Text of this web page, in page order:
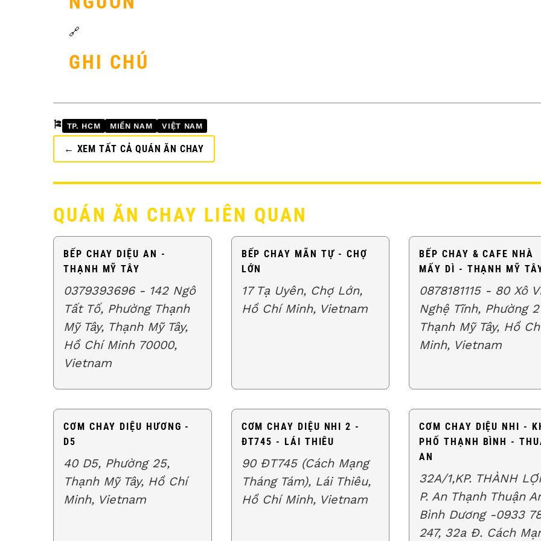
🔗
GHI CHÚ
🎏 TP. HCM MIỀN NAM VIỆT NAM
← XEM TẤT CẢ QUÁN ĂN CHAY
QUÁN ĂN CHAY LIÊN QUAN
BẾP CHAY DIỆU AN -
THẠNH MỸ TÂY
0379393696 - 142 Ngô
Tất Tố, Phường Thạnh
Mỹ Tây, Thạnh Mỹ Tây,
Hồ Chí Minh 70000,
Vietnam
BẾP CHAY MÃN TỰ - CHỢ
LỚN
17 Tạ Uyên, Chợ Lớn,
Hồ Chí Minh, Vietnam
BẾP CHAY & CAFE NHÀ
MẤY DÌ - THẠNH MỸ
0878181115 - 80 Xô
Nghệ Tĩnh, Phường
Thạnh Mỹ Tây, Hồ
Minh, Vietnam
CƠM CHAY DIỆU HƯƠNG -
D5
40 D5, Phường 25,
Thạnh Mỹ Tây, Hồ Chí
Minh, Vietnam
CƠM CHAY DIỆU NHI 2 -
ĐT745 - LÁI THIÊU
90 ĐT745 (Cách Mạng
Tháng Tám), Lái Thiêu,
Hồ Chí Minh, Vietnam
CƠM CHAY DIỆU NHI -
PHỐ THẠNH BÌNH -
AN
32A/1,KP. THÀNH
P. An Thạnh Thuận
Bình Dương -0933
247, 32a Đ. Cách